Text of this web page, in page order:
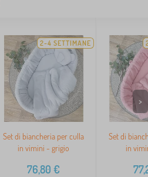
2-4 SETTIMANE
Set di biancheria per culla
in vimini - grigio
76,80 €
Set di
in
>